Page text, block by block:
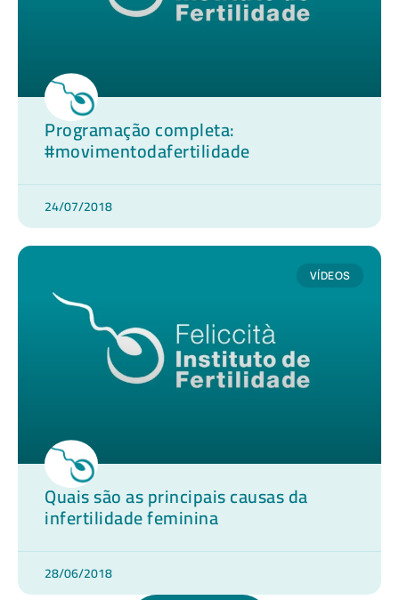
Programação completa:
#movimentodafertilidade
24/07/2018
VÍDEOS
Quais são as principais causas da
infertilidade feminina
28/06/2018